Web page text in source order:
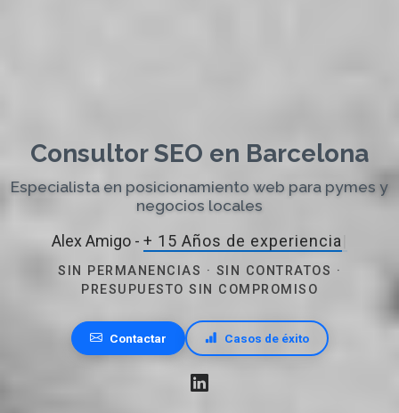
Consultor SEO en Barcelona
Especialista en posicionamiento web para pymes y
negocios locales
Alex Amigo - + 15 Años de exper|
SIN PERMANENCIAS · SIN CONTRATOS ·
PRESUPUESTO SIN COMPROMISO
Contactar Casos de éxito